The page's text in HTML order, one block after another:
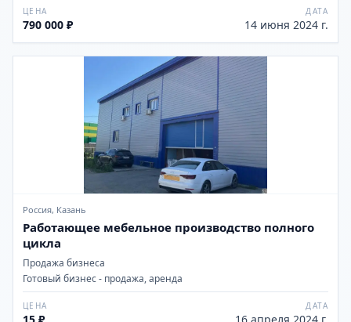
ЦЕНА
790 000 ₽
ДАТА
14 июня 2024 г.
Россия, Казань
Работающее мебельное производство полного
цикла
Продажа бизнеса
Готовый бизнес - продажа, аренда
ЦЕНА ДАТА